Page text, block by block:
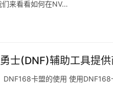
们来看看如何在NV…
士(DNF)辅助工具提
卡盟的使用 使用DNF168